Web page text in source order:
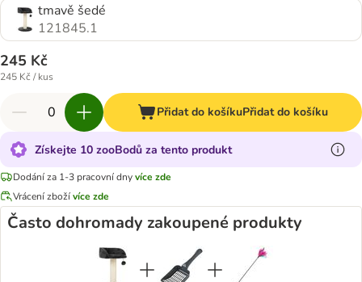
tmavě šedé
121845.1
245 Kč
245 Kč / kus
Přidat do košíkuPřidat do košíku
Získejte 10 zooBodů za tento produkt
Dodání za 1-3 pracovní dnyvíce zde
Vrácení zbožívíce zde
Často dohromady zakoupené produkty